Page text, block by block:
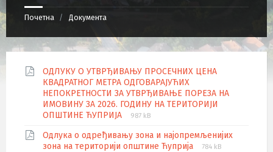
Почетна Документа
ОДЛУКУ О УТВРЂИВАЊУ ПРОСЕЧНИХ ЦЕНА
КВАДРАТНОГ МЕТРА ОДГОВАРАЈУЋИХ
НЕПОКРЕТНОСТИ ЗА УТВРЂИВАЊЕ ПОРЕЗА НА
ИМОВИНУ ЗА 2026. ГОДИНУ НА ТЕРИТОРИЈИ
ОПШТИНЕ ЋУПРИЈА
987 kB
Одлука о одређивању зона и најопремљенијих
зона на територији општине Ћуприја
784 kB